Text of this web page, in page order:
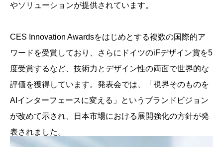
やソリューションが提供されています。
CES Innovation Awardsをはじめとする複数の国際的ア
ワードを受賞しており、さらにドイツのiFデザイン賞を5
度受賞するなど、技術力とデザイン性の両面で世界的な
評価を獲得しています。発表会では、「視界そのものを
AIインターフェースに変える」というブランドビジョン
が改めて示され、日本市場における展開強化の方針が発
表されました。